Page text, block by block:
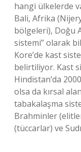
hangi ülkelerde
Bali, Afrika
bölgeleri), Doğu
sistemi” olarak
Kore’de kast
belirtiliyor. Kast
Hindistan’da
olsa da kırsal
tabakalaşma
Brahminler
(tüccarlar) ve